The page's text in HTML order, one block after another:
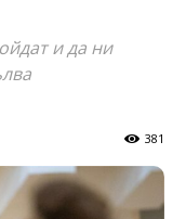
и да ни
381